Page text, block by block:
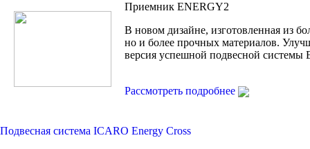
Приемник ENERGY2
В новом дизайне, изготовленная из
но и более прочных материалов.
версия успешной подвесной системы
Рассмотреть подробнее
Подвесная система ICARO Energy Cross